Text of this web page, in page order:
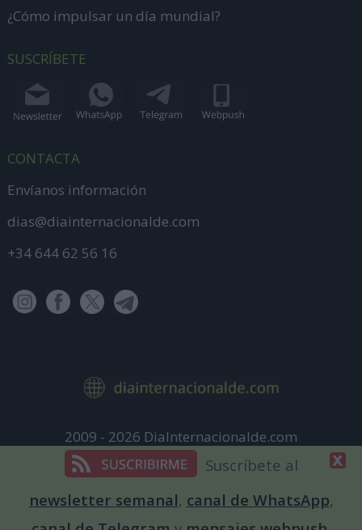
¿Cómo impulsar un día mundial?
SUSCRÍBETE
CONTACTA
Envíanos información
dias@diainternacionalde.com
+34 644 62 56 16
2009 - 2026 DiaInternacionalde.com
Aviso Legal
Política de cookies
Suscríbete al
newsletter semanal, canal de WhatsApp,